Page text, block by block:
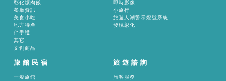
彰化爌肉飯
餐廳資訊
美食小吃
地方特產
伴手禮
其它
文創商品
即時影像
小旅行
旅遊人潮警示燈號系統
發現彰化
旅館民宿
一般旅館
旅遊諮詢
旅客服務